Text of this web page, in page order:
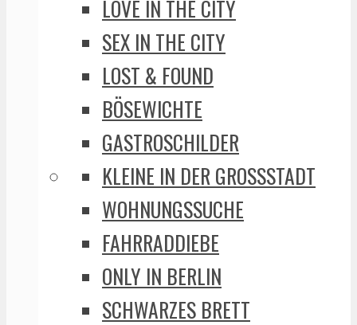
LOVE IN THE CITY
SEX IN THE CITY
LOST & FOUND
BÖSEWICHTE
GASTROSCHILDER
KLEINE IN DER GROSSSTADT
WOHNUNGSSUCHE
FAHRRADDIEBE
ONLY IN BERLIN
SCHWARZES BRETT